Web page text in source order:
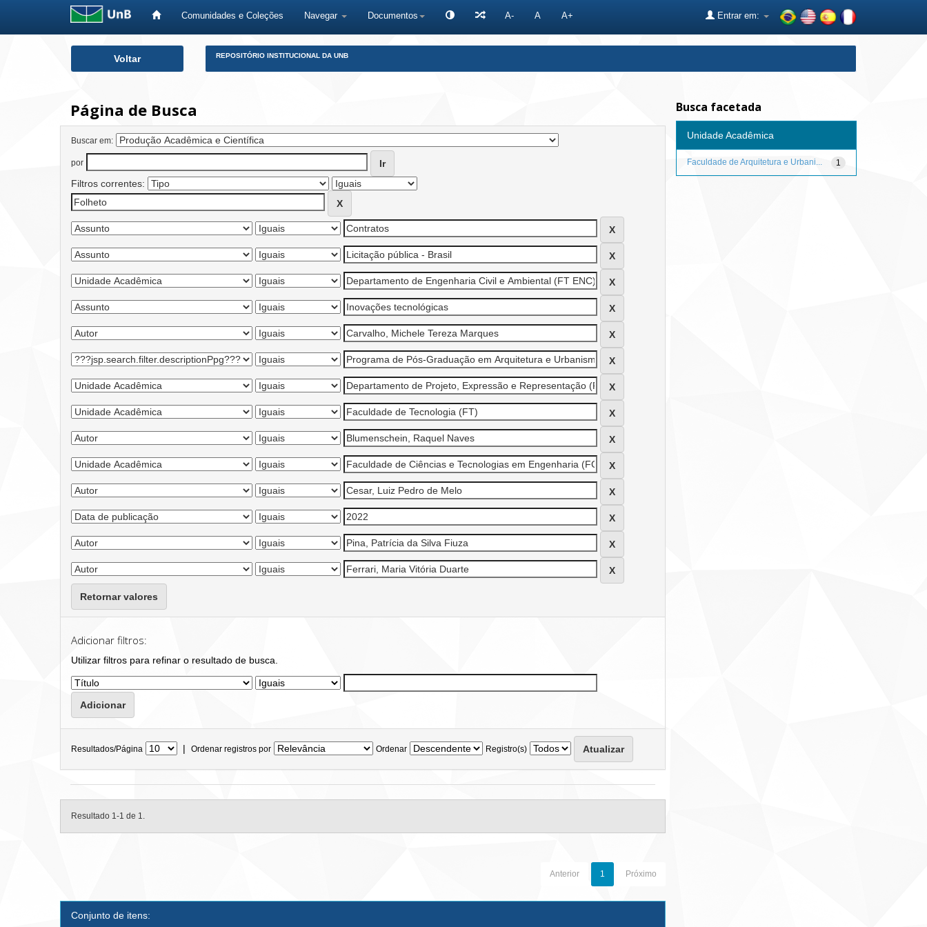
Comunidades e Coleções Navegar Documentos A- A A+ Entrar em:
Voltar REPOSITÓRIO INSTITUCIONAL DA UNB
Página de Busca
Buscar em:
por
Filtros correntes:
Retornar valores
Adicionar filtros:
Utilizar filtros para refinar o resultado de busca.
Resultados/Página | Ordenar registros por Ordenar Registro(s)
Resultado 1-1 de 1.
Anterior 1 Próximo
Conjunto de itens:
Busca facetada
Unidade Acadêmica
1
Faculdade de Arquitetura e Urbani...